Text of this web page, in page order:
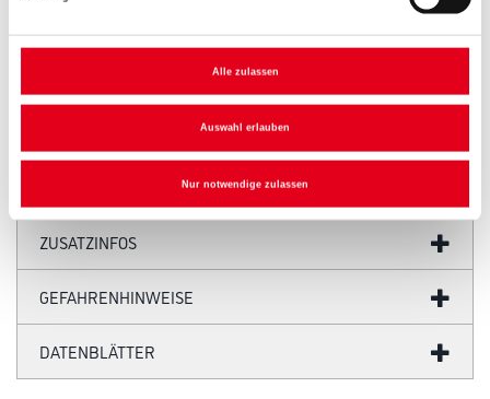
Alle zulassen
Auswahl erlauben
Nur notwendige zulassen
PRODUKTEIGENSCHAFTEN
ZUSATZINFOS
GEFAHRENHINWEISE
DATENBLÄTTER